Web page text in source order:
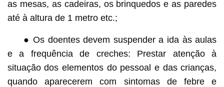
as mesas, as cadeiras, os brinquedos e as paredes
até à altura de 1 metro etc.;
● Os doentes devem suspender a ida às aulas
e a frequência de creches: Prestar atenção à
situação dos elementos do pessoal e das crianças,
quando aparecerem com sintomas de febre e